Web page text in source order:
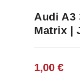
Audi A3
Matrix |
1,00€